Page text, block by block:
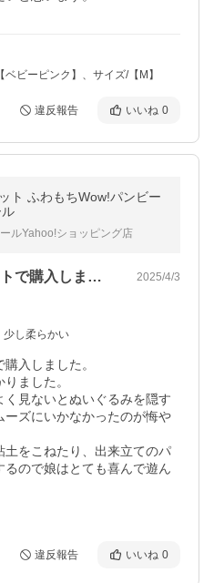
ビーピンク】、サイズ/【M】
違反報告 いいね 0
ト ふわもちWow!パンビー
ルYahoo!ショッピング店
娘のクリスマスプレゼントで購入しました… 2025/4/3
少し柔らかい
入しました。
ました。
見ないとぬいぐるみを隠す
ーズにいかなかったのが悔や
をこねたり、出来立てのパ
ので娘はとても喜んで遊ん
違反報告 いいね 0